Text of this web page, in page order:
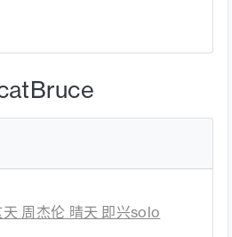
天 周杰伦 晴天 即兴solo